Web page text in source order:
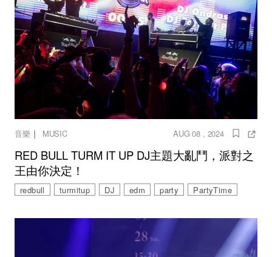
音樂 ｜ MUSIC AUG 08 , 2024
RED BULL TURM IT UP DJ主題大亂鬥，派對之
王由你決定！
redbull turmitup DJ edm party PartyTime